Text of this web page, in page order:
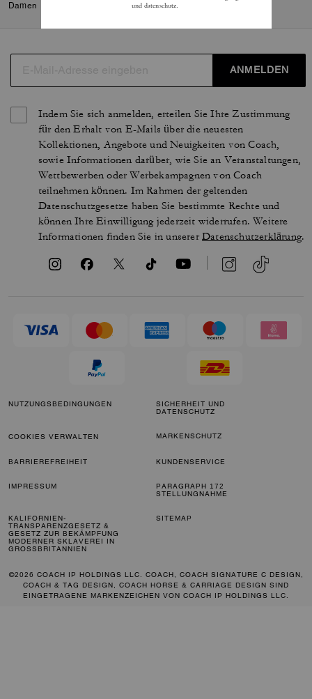
Damen Accessoires und Schmuck / Schmuck
ANMELDEN
Indem Sie sich anmelden, erteilen Sie Ihre Zustimmung
für den Erhalt von E-Mails über die neuesten
Kollektionen, Angebote und Neuigkeiten von Coach,
sowie Informationen darüber, wie Sie an Veranstaltungen,
Wettbewerben oder Werbekampagnen von Coach
teilnehmen können. Im Rahmen der geltenden
Datenschutzgesetze haben Sie bestimmte Rechte und
können Ihre Einwilligung jederzeit widerrufen. Weitere
Informationen finden Sie in unsererDatenschutzerklärung.
NUTZUNGSBEDINGUNGEN
SICHERHEIT UND
DATENSCHUTZ
COOKIES VERWALTEN MARKENSCHUTZ
BARRIEREFREIHEIT KUNDENSERVICE
IMPRESSUM
PARAGRAPH 172
STELLUNGNAHME
KALIFORNIEN-
TRANSPARENZGESETZ &
GESETZ ZUR BEKÄMPFUNG
MODERNER SKLAVEREI IN
GROSSBRITANNIEN
SITEMAP
©2026 COACH IP HOLDINGS LLC. COACH, COACH SIGNATURE C DESIGN,
COACH & TAG DESIGN, COACH HORSE & CARRIAGE DESIGN SIND
EINGETRAGENE MARKENZEICHEN VON COACH IP HOLDINGS LLC.